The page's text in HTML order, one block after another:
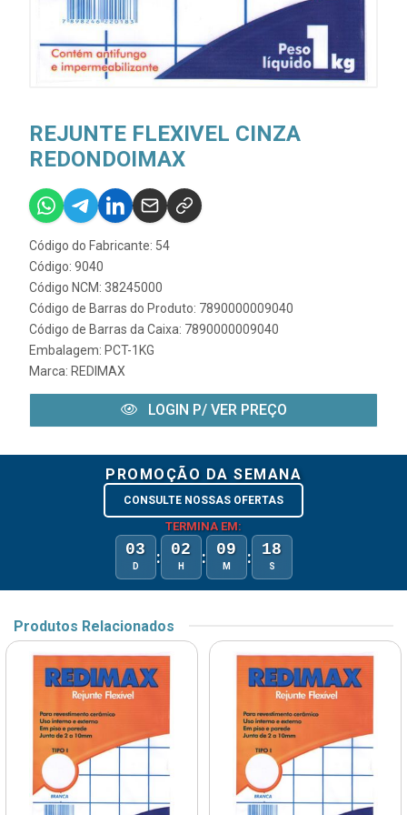
REJUNTE FLEXIVEL CINZA
REDONDOIMAX
Código do Fabricante: 54
Código: 9040
Código NCM: 38245000
Código de Barras do Produto: 7890000009040
Código de Barras da Caixa: 7890000009040
Embalagem: PCT-1KG
Marca: REDIMAX
LOGIN P/ VER PREÇO
PROMOÇÃO DA SEMANA
CONSULTE NOSSAS OFERTAS
TERMINA EM:
03
D : 02
H : 09
M : 18
S
Produtos Relacionados